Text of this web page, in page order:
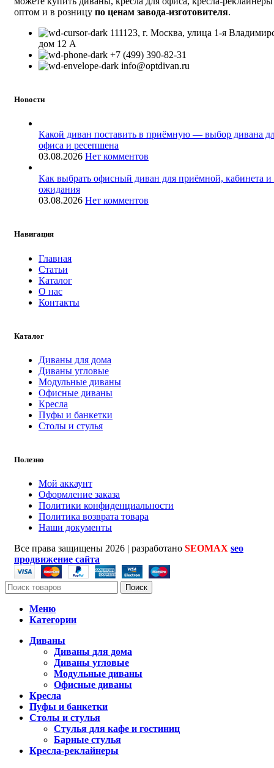
оптом и в розницу по ценам завода-изготовителя.
111123, г. Москва, улица 1-я
дом 12 А
+7 (499) 390-82-31
info@optdivan.ru
Новости
Какой диван поставить в приёмную — выбор дивана
офиса и ресепшена
03.08.2026 Нет комментов
Как выбрать офисный диван для приёмной, кабинета и
ожидания
03.08.2026 Нет комментов
Навигация
Главная
Статьи
Каталог
О нас
Контакты
Каталог
Диваны для дома
Диваны угловые
Модульные диваны
Офисные диваны
Кресла
Пуфы и банкетки
Столы и стулья
Полезно
Мой аккаунт
Оформление заказа
Политики конфиденциальности
Политика возврата товара
Наши документы
Все права защищены 2026 | разработано SEOMAX seo
продвижение сайта
Поиск
Меню
Категории
Диваны
Диваны для дома
Диваны угловые
Модульные диваны
Офисные диваны
Кресла
Пуфы и банкетки
Столы и стулья
Стулья для кафе и гостиниц
Барные стулья
Кресла-реклайнеры